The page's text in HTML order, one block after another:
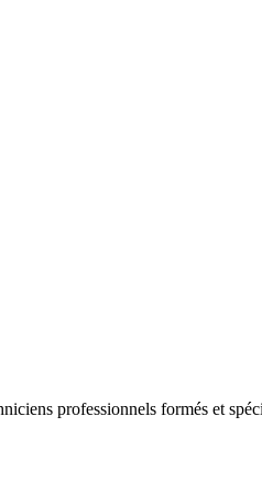
professionnels formés et